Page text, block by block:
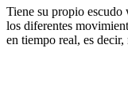
Tiene su propio escudo
los diferentes
en tiempo real, es